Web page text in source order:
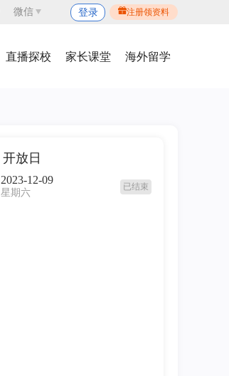
微信 登录 注册领资料
直播探校 家长课堂 海外留学
开放日
2023-12-09
星期六
已结束